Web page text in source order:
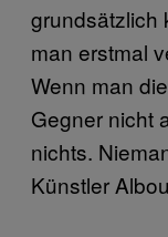
grundsätzlich
man erstmal
Wenn man
Gegner nicht
nichts.
Künstler